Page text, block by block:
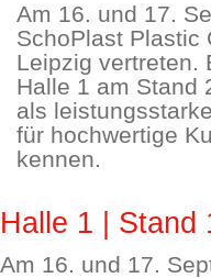
Am 16. und 17.
SchoPlast Plastic
Leipzig vertreten.
Halle 1 am Stand
als
für hochwertige
kennen.
Halle 1 | Stand
Am 16. und 17.